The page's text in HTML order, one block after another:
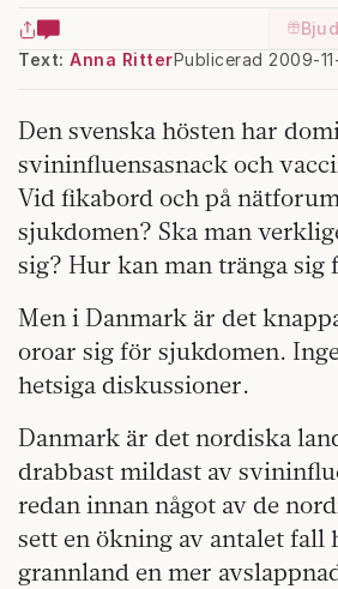
Text: Anna RitterPublicerad 2009-
Den svenska hösten har
svininfluensasnack och
Vid fikabord och på
sjukdomen? Ska man
sig? Hur kan man tränga sig
Men i Danmark är det
oroar sig för sjukdomen.
hetsiga diskussioner.
Danmark är det nordiska
drabbast mildast av
redan innan något av de
sett en ökning av antalet fall
grannland en mer